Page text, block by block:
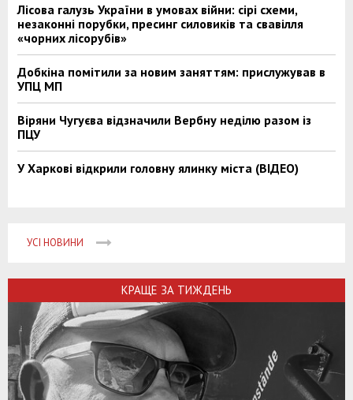
Лісова галузь України в умовах війни: сірі схеми,
незаконні порубки, пресинг силовиків та свавілля
«чорних лісорубів»
Добкіна помітили за новим заняттям: прислужував в
УПЦ МП
Віряни Чугуєва відзначили Вербну неділю разом із
ПЦУ
У Харкові відкрили головну ялинку міста (ВІДЕО)
УСІ НОВИНИ
КРАЩЕ ЗА ТИЖДЕНЬ